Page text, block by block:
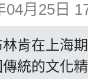
04月25日
肯在上海
統的文化